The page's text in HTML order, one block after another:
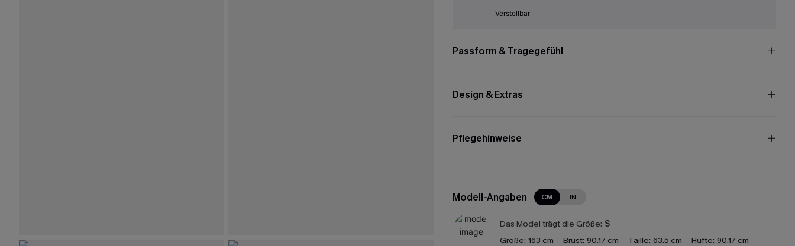
Verstellbar
Passform & Tragegefühl
Design & Extras
Pflegehinweise
Modell-Angaben CM IN
Das Model trägt die Größe: S
Größe: 163 cm Brust: 90.17 cm Taille: 63.5 cm Hüfte: 90.17 cm